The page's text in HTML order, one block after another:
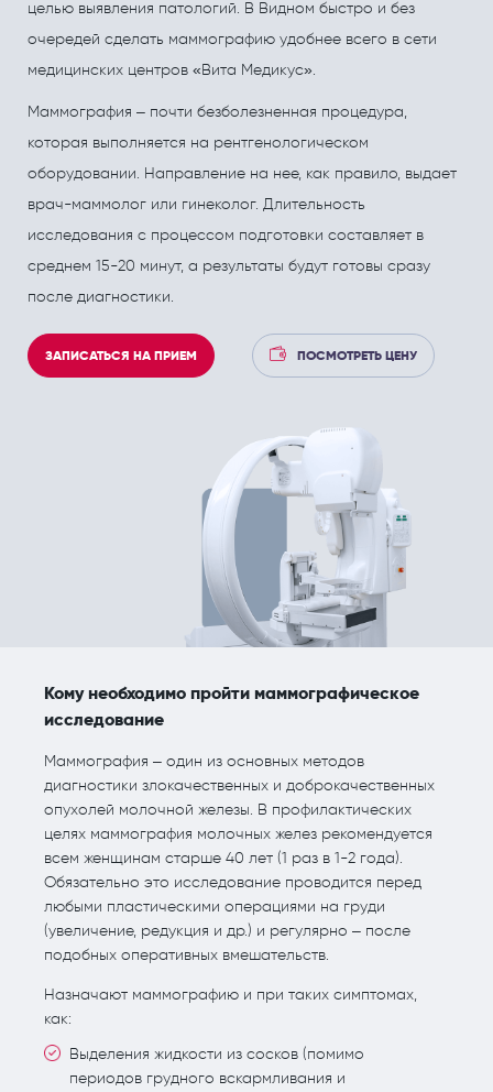
Кардиология
Кинезитерапия (ЛФК)
Лечебный массаж
Мануальная терапия
Неврология
Нефрология
Онкология
Рефлекторная терапия (рефлексотерапия)
Терапия
Урология и андрология
Флебология
Хирургия
Эндокринология
ПОЛЕЗНЫЕ СТАТЬИПОЛЕЗНЫЕ СТАТЬИ
целью выявления патологий. В Видном быстро и без
очередей сделать маммографию удобнее всего в сети
медицинских центров «Вита Медикус».
Маммография – почти безболезненная процедура,
которая выполняется на рентгенологическом
оборудовании. Направление на нее, как правило, выдает
врач-маммолог или гинеколог. Длительность
исследования с процессом подготовки составляет в
среднем 15-20 минут, а результаты будут готовы сразу
после диагностики.
ЗАПИСАТЬСЯ НА ПРИЕМ ПОСМОТРЕТЬ ЦЕНУ
Кому необходимо пройти маммографическое
исследование
Маммография – один из основных методов
диагностики злокачественных и доброкачественных
опухолей молочной железы. В профилактических
целях маммография молочных желез рекомендуется
всем женщинам старше 40 лет (1 раз в 1-2 года).
Обязательно это исследование проводится перед
любыми пластическими операциями на груди
(увеличение, редукция и др.) и регулярно – после
подобных оперативных вмешательств.
Назначают маммографию и при таких симптомах,
как:
Выделения жидкости из сосков (помимо
периодов грудного вскармливания и